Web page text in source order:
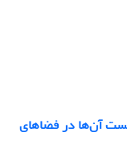
آن‌ها در فضاهای